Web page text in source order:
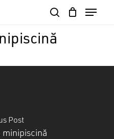
Menu
Post
minipiscină